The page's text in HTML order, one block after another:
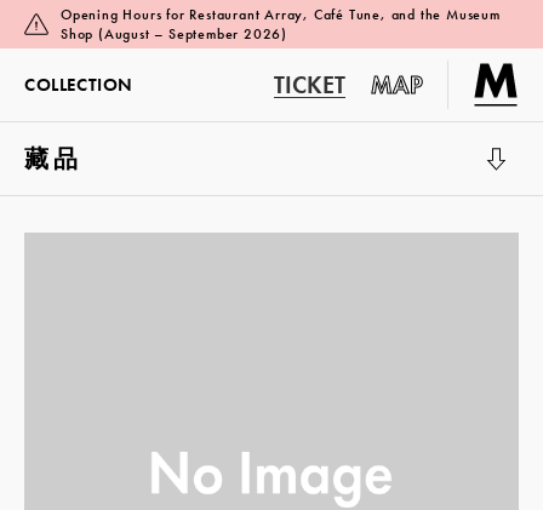
Opening Hours for Restaurant Array, Café Tune, and the Museum
Shop (August – September 2026)
COLLECTION TICKET MAP
藏品